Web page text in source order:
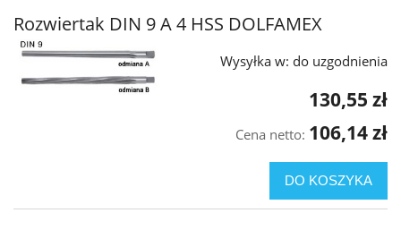
Rozwiertak DIN 9 A 4 HSS DOLFAMEX
Wysyłka w: do uzgodnienia
130,55 zł
Cena netto: 106,14 zł
DO KOSZYKA